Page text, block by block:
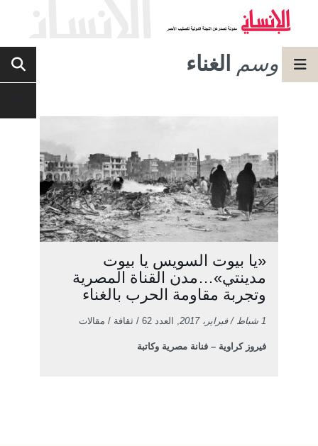
وسم الغناء
«يا بيوت السويس يا بيوت
مدينتي»…مدن القناة المصرية
وتجربة مقاومة الحرب بالغناء
1 شباط / فبراير، 2017 , العدد 62 / ثقافة / مقالات
فيروز كراوية – فنانة مصرية وكاتبة